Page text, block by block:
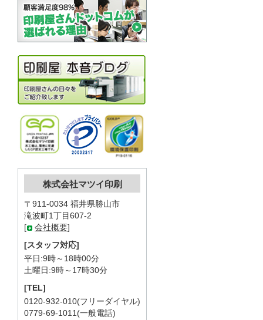
株式会社マツイ印刷
〒911-0034 福井県勝山市
滝波町1丁目607-2
[
会社概要]
[スタッフ対応]
平日:9時～18時00分
土曜日:9時～17時30分
[TEL]
0120-932-010(フリーダイヤル)
0779-69-1011(一般電話)